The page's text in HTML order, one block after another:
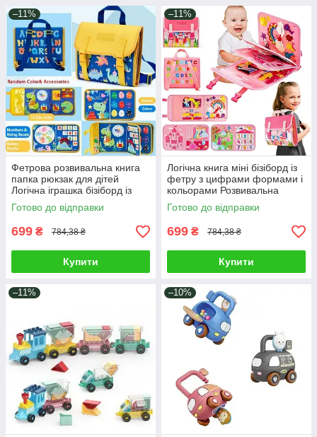
–11%
Фетрова розвивальна книга
папка рюкзак для дітей
Логічна іграшка бізіборд із
цифрами та годинником
липучками застібками
Готово до відправки
699 ₴ 784,38 ₴
Купити
–11%
Логічна книга міні бізіборд із
фетру з цифрами формами і
кольорами Розвивальна
навчальна папка рюкзак для
дітей
Готово до відправки
699 ₴ 784,38 ₴
Купити
–11% –10%